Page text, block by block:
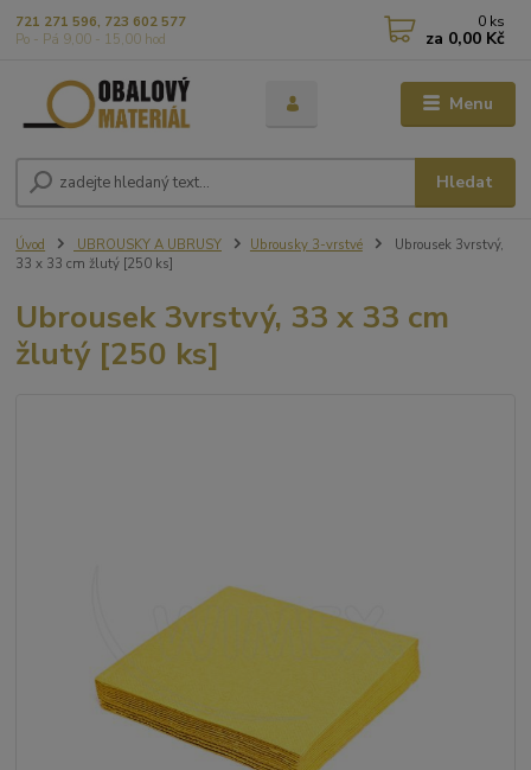
Menu
Hledat
721 271 596, 723 602 577
Po - Pá 9,00 - 15,00 hod
0 ks
za 0,00 Kč
Úvod UBROUSKY A UBRUSY Ubrousky 3-vrstvé
Ubrousek 3vrstvý,
33 x 33 cm žlutý [250 ks]
Ubrousek 3vrstvý, 33 x 33 cm
žlutý [250 ks]